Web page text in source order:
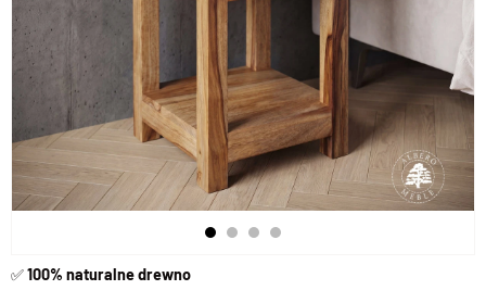
✅100% naturalne drewno